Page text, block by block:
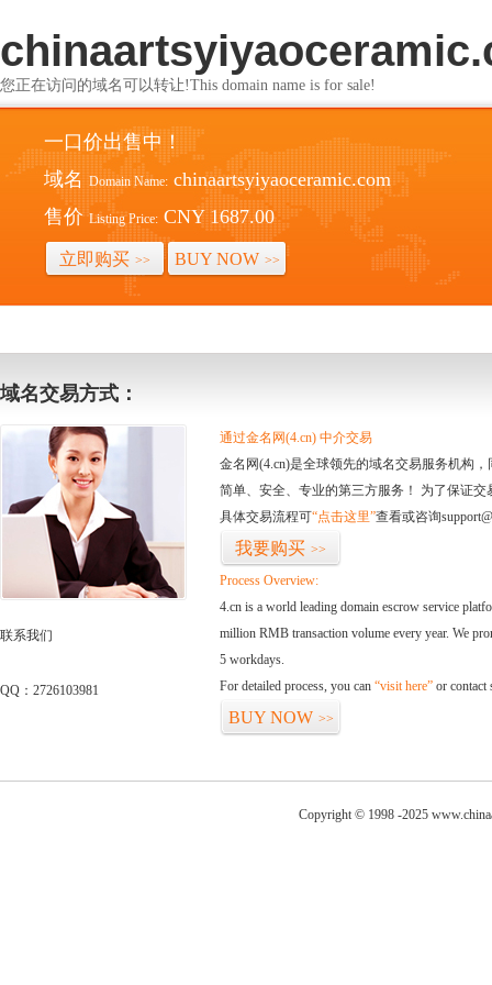
您正在访问的域名可以转让!This domain name is for sale!
一口价出售中！
域名 Domain Name: chinaartsyiyaoceramic.com
售价 Listing Price: CNY 1687.00
立即购买 >> BUY NOW >>
域名交易方式：
联系我们
QQ：2726103981
通过金名网(4.cn) 中介交易
金名网(4.cn)是全球领先的域名交易服务机构
简单、安全、专业的第三方服务！ 为了保证
具体交易流程可“点击这里”查看或咨询
我要购买 >>
Process Overview:
4.cn is a world leading domain escrow service
million RMB transaction volume every year. We
5 workdays.
For detailed process, you can “visit here” or contact
BUY NOW >>
Copyright © 1998 -2025